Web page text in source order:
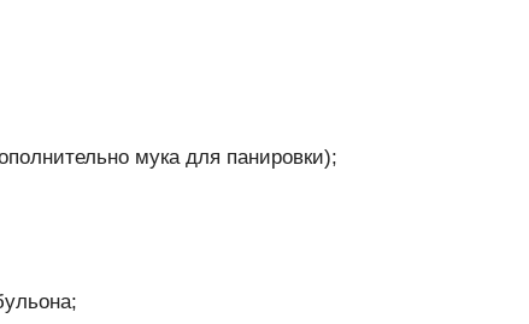
мука для панировки);